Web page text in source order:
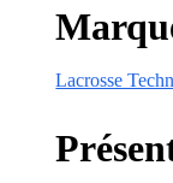
Lacrosse